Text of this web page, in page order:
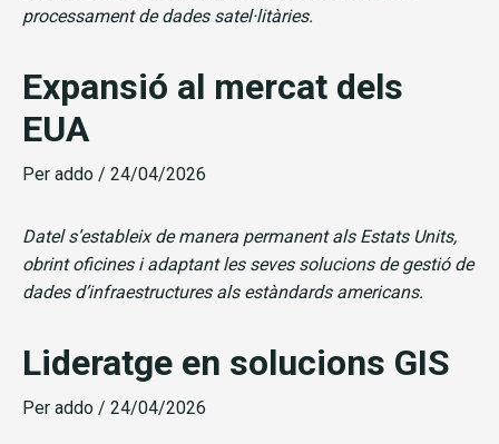
processament de dades satel·litàries.
Expansió al mercat dels
EUA
Per addo / 24/04/2026
Datel s’estableix de manera permanent als Estats Units,
obrint oficines i adaptant les seves solucions de gestió de
dades d’infraestructures als estàndards americans.
Lideratge en solucions GIS
Per addo / 24/04/2026